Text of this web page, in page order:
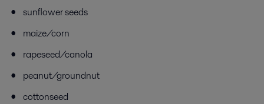
sunflower seeds
maize/corn
rapeseed/canola
peanut/groundnut
cottonseed